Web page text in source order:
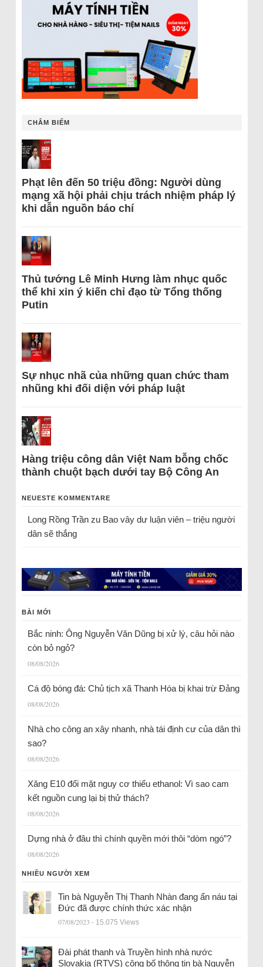
CHÂM BIẾM
Phạt lên đến 50 triệu đồng: Người dùng
mạng xã hội phải chịu trách nhiệm pháp lý
khi dẫn nguồn báo chí
Thủ tướng Lê Minh Hưng làm nhục quốc
thể khi xin ý kiến chỉ đạo từ Tổng thống
Putin
Sự nhục nhã của những quan chức tham
nhũng khi đối diện với pháp luật
Hàng triệu công dân Việt Nam bỗng chốc
thành chuột bạch dưới tay Bộ Công An
NEUESTE KOMMENTARE
Long Rồng Trầnzu Bao vây dư luận viên – triệu người
dân sẽ thắng
BÀI MỚI
Bắc ninh: Ông Nguyễn Văn Dũng bị xử lý, câu hỏi nào
còn bỏ ngỏ?
08/08/2026
Cá độ bóng đá: Chủ tịch xã Thanh Hóa bị khai trừ Đảng
08/08/2026
Nhà cho công an xây nhanh, nhà tái định cư của dân thì
sao?
08/08/2026
Xăng E10 đối mặt nguy cơ thiếu ethanol: Vì sao cam
kết nguồn cung lại bị thử thách?
08/08/2026
Dựng nhà ở đâu thì chính quyền mới thôi “dòm ngó”?
08/08/2026
NHIỀU NGƯỜI XEM
Tin bà Nguyễn Thị Thanh Nhàn đang ẩn náu tại
Đức đã được chính thức xác nhận
07/08/2023 - 15.075 Views
Đài phát thanh và Truyền hình nhà nước
Slovakia (RTVS) công bố thông tin bà Nguyễn